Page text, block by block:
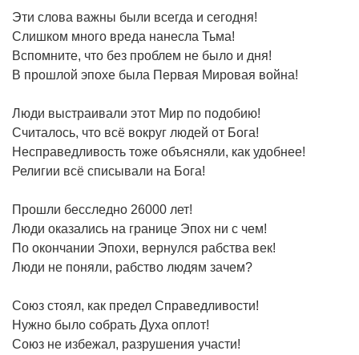
Эти слова важны были всегда и сегодня!
Слишком много вреда нанесла Тьма!
Вспомните, что без проблем не было и дня!
В прошлой эпохе была Первая Мировая война!
Люди выстраивали этот Мир по подобию!
Считалось, что всё вокруг людей от Бога!
Несправедливость тоже объясняли, как удобнее!
Религии всё списывали на Бога!
Прошли бесследно 26000 лет!
Люди оказались на границе Эпох ни с чем!
По окончании Эпохи, вернулся рабства век!
Люди не поняли, рабство людям зачем?
Союз стоял, как предел Справедливости!
Нужно было собрать Духа оплот!
Союз не избежал, разрушения участи!